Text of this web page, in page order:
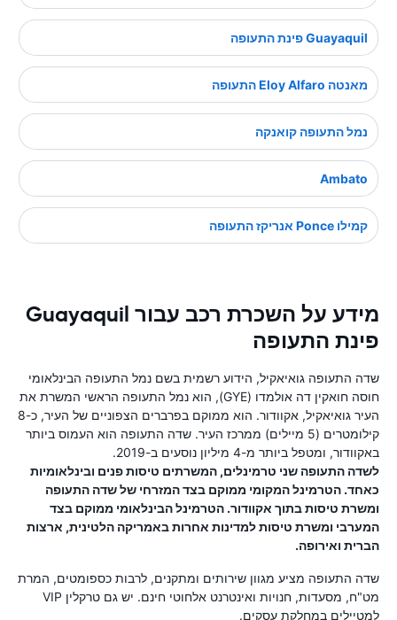
Guayaquil פינת התעופה
מאנטה Eloy Alfaro התעופה
נמל התעופה קואנקה
Ambato
קמילו Ponce אנריקז התעופה
מידע על השכרת רכב עבור Guayaquil
פינת התעופה
שדה התעופה גואיאקיל, הידוע רשמית בשם נמל התעופה הבינלאומי
חוסה חואקין דה אולמדו (GYE), הוא נמל התעופה הראשי המשרת את
העיר גואיאקיל, אקוודור. הוא ממוקם בפרברים הצפוניים של העיר, כ-8
קילומטרים (5 מיילים) ממרכז העיר. שדה התעופה הוא העמוס ביותר
באקוודור, ומטפל ביותר מ-4 מיליון נוסעים ב-2019.
לשדה התעופה שני טרמינלים, המשרתים טיסות פנים ובינלאומיות
כאחד. הטרמינל המקומי ממוקם בצד המזרחי של שדה התעופה
ומשרת טיסות בתוך אקוודור. הטרמינל הבינלאומי ממוקם בצד
המערבי ומשרת טיסות למדינות אחרות באמריקה הלטינית, ארצות
הברית ואירופה.
שדה התעופה מציע מגוון שירותים ומתקנים, לרבות כספומטים, המרת
מט"ח, מסעדות, חנויות ואינטרנט אלחוטי חינם. יש גם טרקלין VIP
למטיילים במחלקת עסקים.